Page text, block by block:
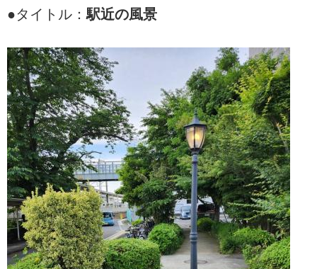
●タイトル：駅近の風景